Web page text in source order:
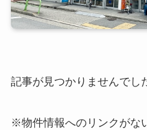
記事が見つかりませんでし
※物件情報へのリンクがな